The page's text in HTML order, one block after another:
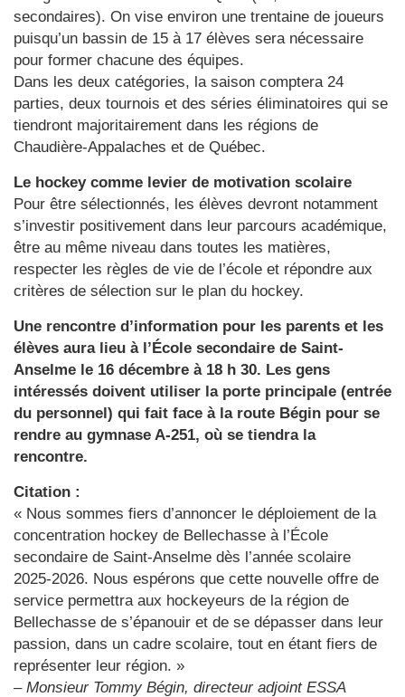
secondaires). On vise environ une trentaine de joueurs
puisqu’un bassin de 15 à 17 élèves sera nécessaire
pour former chacune des équipes.
Dans les deux catégories, la saison comptera 24
parties, deux tournois et des séries éliminatoires qui se
tiendront majoritairement dans les régions de
Chaudière-Appalaches et de Québec.
Le hockey comme levier de motivation scolaire
Pour être sélectionnés, les élèves devront notamment
s’investir positivement dans leur parcours académique,
être au même niveau dans toutes les matières,
respecter les règles de vie de l’école et répondre aux
critères de sélection sur le plan du hockey.
Une rencontre d’information pour les parents et les
élèves aura lieu à l’École secondaire de Saint-
Anselme le 16 décembre à 18 h 30. Les gens
intéressés doivent utiliser la porte principale (entrée
du personnel) qui fait face à la route Bégin pour se
rendre au gymnase A-251, où se tiendra la
rencontre.
Citation :
« Nous sommes fiers d’annoncer le déploiement de la
concentration hockey de Bellechasse à l’École
secondaire de Saint-Anselme dès l’année scolaire
2025-2026. Nous espérons que cette nouvelle offre de
service permettra aux hockeyeurs de la région de
Bellechasse de s’épanouir et de se dépasser dans leur
passion, dans un cadre scolaire, tout en étant fiers de
représenter leur région. »
– Monsieur Tommy Bégin, directeur adjoint ESSA